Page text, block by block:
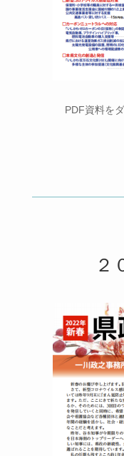
PDF資料を
２